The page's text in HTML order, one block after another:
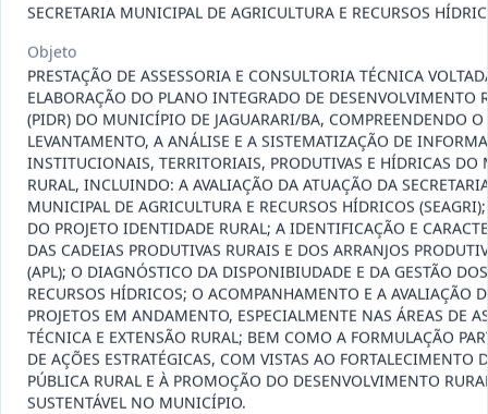
109-
2026
Outros
Fornecimento, sob demanda, de itens
de hortifruti (frutas, l...
Situação: Vigente Data:22/07/2026 Ver detalhes
095-
2026
Outros
CONTRATAÇÃO DE PESSOA JURÍDICA
ESPECIALIZADA, REPRESENTANTE...
Situação: Concluído Data:15/07/2026 Ver detalhes
SECRETARIA MUNICIPAL DE AGRICULTURA E RECURSOS
Objeto
PRESTAÇÃO DE ASSESSORIA E CONSULTORIA TÉCNICA
ELABORAÇÃO DO PLANO INTEGRADO DE DESENVOLVIMENTO
(PIDR) DO MUNICÍPIO DE JAGUARARI/BA, COMPREENDENDO O
LEVANTAMENTO, A ANÁLISE E A SISTEMATIZAÇÃO DE
INSTITUCIONAIS, TERRITORIAIS, PRODUTIVAS E HÍDRICAS DO
RURAL, INCLUINDO: A AVALIAÇÃO DA ATUAÇÃO DA
MUNICIPAL DE AGRICULTURA E RECURSOS HÍDRICOS
DO PROJETO IDENTIDADE RURAL; A IDENTIFICAÇÃO E
DAS CADEIAS PRODUTIVAS RURAIS E DOS ARRANJOS
(APL); O DIAGNÓSTICO DA DISPONIBIUDADE E DA GESTÃO DOS
RECURSOS HÍDRICOS; O ACOMPANHAMENTO E A AVALIAÇÃO
PROJETOS EM ANDAMENTO, ESPECIALMENTE NAS ÁREAS DE
TÉCNICA E EXTENSÃO RURAL; BEM COMO A FORMULAÇÃO
DE AÇÕES ESTRATÉGICAS, COM VISTAS AO FORTALECIMENTO
PÚBLICA RURAL E À PROMOÇÃO DO DESENVOLVIMENTO
SUSTENTÁVEL NO MUNICÍPIO.